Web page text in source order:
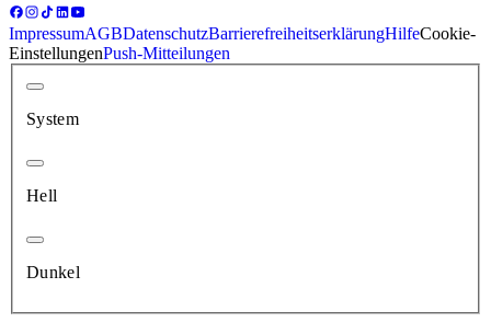
ImpressumAGBDatenschutzBarrierefreiheitserklärungHilfeCookie-
EinstellungenPush-Mitteilungen
System
Hell
Dunkel